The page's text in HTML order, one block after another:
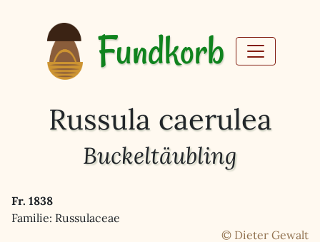
Fundkorb
Russula caerulea
Buckeltäubling
Fr. 1838
Familie: Russulaceae
© Dieter Gewalt